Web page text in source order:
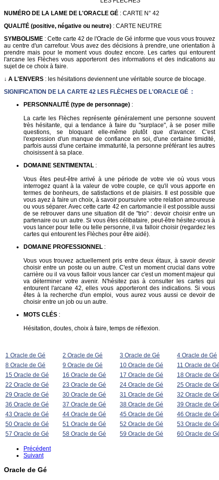
NUMÉRO DE LA LAME DE L'ORACLE GÉ : CARTE N° 42
QUALITÉ (positive, négative ou neutre) : CARTE NEUTRE
SYMBOLISME : Cette carte 42 de l'Oracle de Gé informe que vous vous trouvez
au centre d'un carrefour. Vous avez des décisions à prendre, une orientation à
prendre mais pour le moment vous doutez encore. Les cartes qui entourent
l'arcane les Flèches vous apporteront des informations et des indications au
sujet de ce choix à faire.
↓ A L'ENVERS : les hésitations deviennent une véritable source de blocage.
SIGNIFICATION DE LA CARTE 42 LES FLÈCHES DE L'ORACLE GÉ :
PERSONNALITÉ (type de personnage) :
La carte les Flèches représente généralement une personne souvent
très hésitante, qui a tendance à faire du "surplace", à se poser mille
questions, se bloquant elle-même plutôt que d'avancer. C'est
l'expression d'un manque de confiance en soi, d'une certaine timidité,
parfois aussi d'une certaine immaturité, la personne préférant les autres
choisissent à sa place.
DOMAINE SENTIMENTAL :
Vous êtes peut-être arrivé à une période de votre vie où vous vous
interrogez quant à la valeur de votre couple, ce qu'il vous apporte en
termes de bonheurs, de satisfactions et de plaisirs. Il est possible que
vous ayez à faire un choix, à savoir poursuivre votre relation amoureuse
ou vous séparer. Avec cette carte 42 en cartomancie il est possible aussi
de se retrouver dans une situation dit de "trio" : devoir choisir entre un
partenaire ou un autre. Si vous êtes célibataire, peut-être hésitez-vous à
vous lancer pour telle ou telle personne, il va falloir choisir (regardez les
cartes qui entourent les Flèches pour être aidé).
DOMAINE PROFESSIONNEL :
Vous vous trouvez actuellement pris entre deux étaux, à savoir devoir
choisir entre un poste ou un autre. C'est un moment crucial dans votre
carrière ou il va vous falloir vous lancer car c'est un moment majeur qui
va déterminer votre avenir. N'hésitez pas à consulter les cartes qui
entourent l'arcane 42, elles vous apporteront des indications. Si vous
êtes à la recherche d'un emploi, vous aurez vous aussi ce devoir de
choisir entre un job ou un autre.
MOTS CLÉS :
Hésitation, doutes, choix à faire, temps de réflexion.
1 Oracle de Gé 2 Oracle de Gé 3 Oracle de Gé
4 Oracle de Gé
8 Oracle de Gé
9 Oracle de Gé 10 Oracle de Gé
11 Oracle de
15 Oracle de Gé
16 Oracle de Gé 17 Oracle de Gé
18 Oracle de
22 Oracle de Gé
23 Oracle de Gé 24 Oracle de Gé
25 Oracle de
29 Oracle de Gé
30 Oracle de Gé 31 Oracle de Gé
32 Oracle de
36 Oracle de Gé
37 Oracle de Gé 38 Oracle de Gé
39 Oracle de
43 Oracle de Gé
44 Oracle de Gé 45 Oracle de Gé
46 Oracle de
50 Oracle de Gé
51 Oracle de Gé 52 Oracle de Gé
53 Oracle de
57 Oracle de Gé
58 Oracle de Gé 59 Oracle de Gé 60 Oracle de
Précédent
Suivant
Oracle de Gé